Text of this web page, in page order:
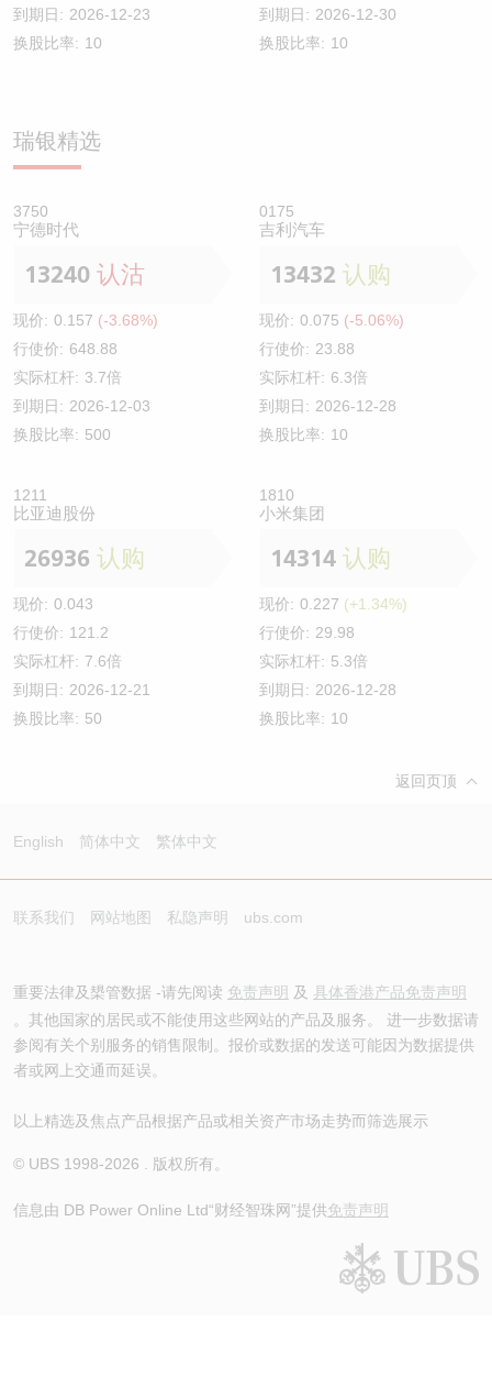
到期日: 2026-12-23
换股比率: 10
到期日: 2026-12-30
换股比率: 10
瑞银精选
3750
宁德时代
13240 认沽
现价: 0.157 (-3.68%)
行使价: 648.88
实际杠杆: 3.7倍
到期日: 2026-12-03
换股比率: 500
0175
吉利汽车
13432 认购
现价: 0.075 (-5.06%)
行使价: 23.88
实际杠杆: 6.3倍
到期日: 2026-12-28
换股比率: 10
1211
比亚迪股份
26936 认购
现价: 0.043
行使价: 121.2
实际杠杆: 7.6倍
到期日: 2026-12-21
换股比率: 50
1810
小米集团
14314 认购
现价: 0.227 (+1.34%)
行使价: 29.98
实际杠杆: 5.3倍
到期日: 2026-12-28
换股比率: 10
返回页顶
English 简体中文 繁体中文
联系我们 网站地图 私隐声明 ubs.com
重要法律及槼管数据 -请先阅读 免责声明 及 具体香港产品免责声明
。其他国家的居民或不能使用这些网站的产品及服务。 进一步数据请
参阅有关个别服务的销售限制。报价或数据的发送可能因为数据提供
者或网上交通而延误。
以上精选及焦点产品根据产品或相关资产市场走势而筛选展示
© UBS 1998-2026 . 版权所有。
信息由 DB Power Online Ltd“财经智珠网”提供免责声明